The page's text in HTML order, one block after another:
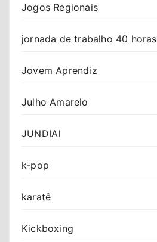
Jogos Regionais
jornada de trabalho 40 horas
Jovem Aprendiz
Julho Amarelo
JUNDIAI
k-pop
karatê
Kickboxing